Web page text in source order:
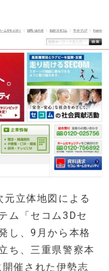
立体地図による
ム「セコム3Dセ
し、9月から本格
ち、三重県警察本
催された伊勢志